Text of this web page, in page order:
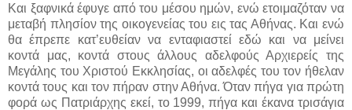
Και ξαφνικά έφυγε από του μέσου ημών, ενώ ετοιμαζόταν να
μεταβή πλησίον της οικογενείας του εις τας Αθήνας. Και ενώ
θα έπρεπε κατ’ευθείαν να ενταφιαστεί εδώ και να μείνει
κοντά μας, κοντά στους άλλους αδελφούς Αρχιερείς της
Μεγάλης του Χριστού Εκκλησίας, οι αδελφές του τον ήθελαν
κοντά τους και τον πήραν στην Αθήνα. Όταν πήγα για πρώτη
φορά ως Πατριάρχης εκεί, το 1999, πήγα και έκανα τρισάγια